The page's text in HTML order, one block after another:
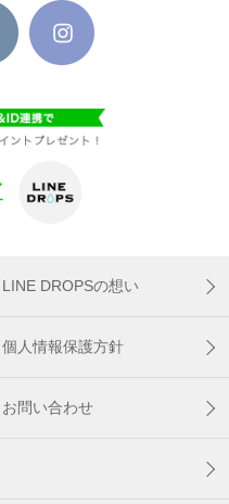
LINE DROPSの想い
個人情報保護方針
お問い合わせ